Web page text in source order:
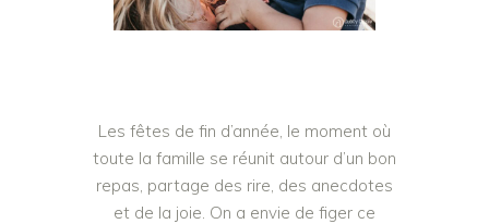
Les fêtes de fin d’année, le moment où
toute la famille se réunit autour d’un bon
repas, partage des rire, des anecdotes
et de la joie. On a envie de figer ce